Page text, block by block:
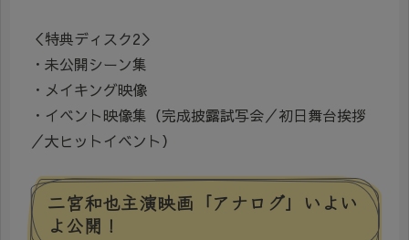
＜特典ディスク2＞
・未公開シーン集
・メイキング映像
・イベント映像集（完成披露試写会／初日舞台挨拶
／大ヒットイベント）
二宮和也主演映画「アナログ」いよい
よ公開！